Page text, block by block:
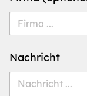
Nachricht